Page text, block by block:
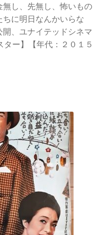
し、先無し、怖いもの
に明日なんかいらな
、ユナイテッドシネマ
ー】【年代：２０１５